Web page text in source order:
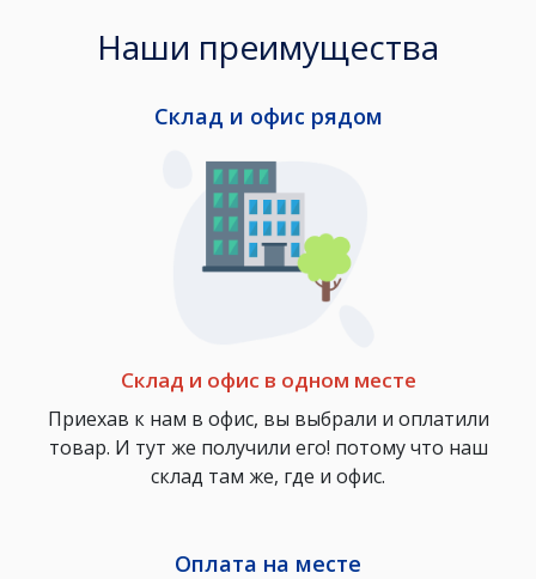
Наши преимущества
Склад и офис рядом
Склад и офис в одном месте
Приехав к нам в офис, вы выбрали и оплатили
товар. И тут же получили его! потому что наш
склад там же, где и офис.
Оплата на месте